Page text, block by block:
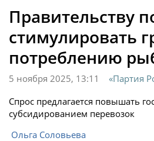
Правительству
стимулировать
потреблению
5 ноября 2025, 13:11
«Партия
Спрос предлагается повышать
субсидированием перевозок
Ольга Соловьева